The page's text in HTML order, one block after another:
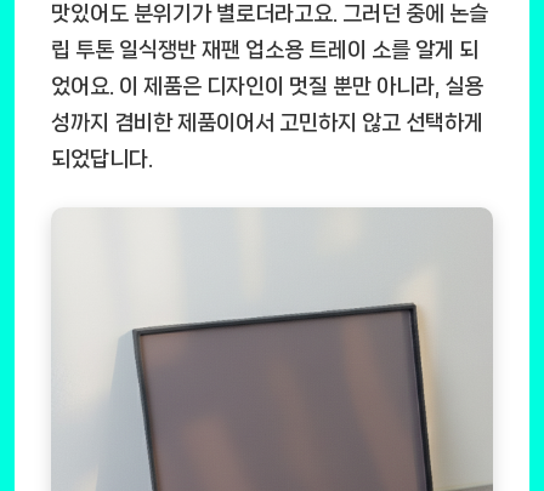
맛있어도 분위기가 별로더라고요. 그러던 중에 논슬
립 투톤 일식쟁반 재팬 업소용 트레이 소를 알게 되
었어요. 이 제품은 디자인이 멋질 뿐만 아니라, 실용
성까지 겸비한 제품이어서 고민하지 않고 선택하게
되었답니다.